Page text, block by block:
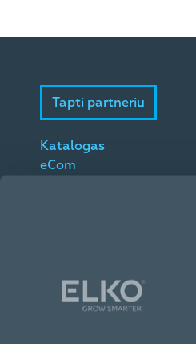
Tapti partneriu
Katalogas
eCom